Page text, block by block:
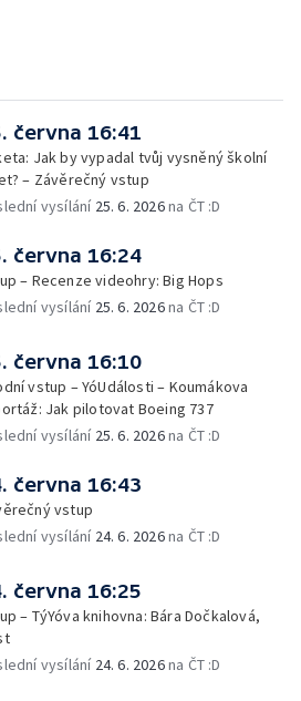
června 16:41
Jak by vypadal tvůj vysněný školní
– Závěrečný vstup
vysílání 25. 6. 2026na ČT :D
června 16:24
– Recenze videohry: Big Hops
vysílání 25. 6. 2026na ČT :D
června 16:10
vstup – YóUdálosti – Koumákova
Jak pilotovat Boeing 737
vysílání 25. 6. 2026na ČT :D
června 16:43
vstup
vysílání 24. 6. 2026na ČT :D
června 16:25
– TýYóva knihovna: Bára Dočkalová,
vysílání 24. 6. 2026na ČT :D